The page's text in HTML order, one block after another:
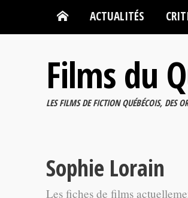
ACTUALITÉS
Films du
LES FILMS DE FICTION QUÉBÉCOIS, DES
Sophie Lorain
Les fiches de films